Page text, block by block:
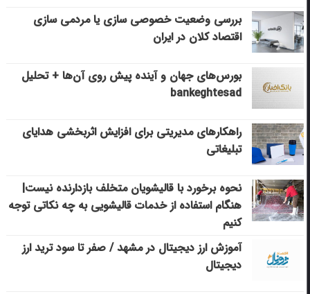
بررسی وضعیت خصوصی سازی یا مردمی سازی
اقتصاد کلان در ایران
بورس‌های جهان و آینده پیش روی آن‌ها + تحلیل
bankeghtesad
راهکارهای مدیریتی برای افزایش اثربخشی هدایای
تبلیغاتی
نحوه برخورد با قالیشویان متخلف بازدارنده نیست|
هنگام استفاده از خدمات قالیشویی به چه نکاتی توجه
کنیم
آموزش ارز دیجیتال در مشهد / صفر تا سود ترید ارز
دیجیتال